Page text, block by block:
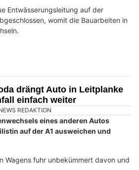
Entwässerungsleitung auf der
womit die Bauarbeiten in
drängt Auto in Leitplanke
einfach weiter
REDAKTION
eines anderen Autos
auf der A1 ausweichen und
Wagens fuhr unbekümmert davon und